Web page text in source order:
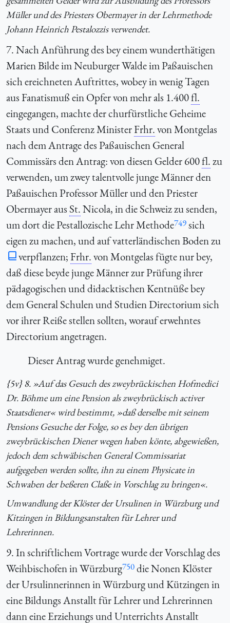
Müller und des Priesters Obermayer in der Lehrmethode
Johann Heinrich Pestalozzis verwendet.
7. Nach Anführung des bey einem wunderthätigen
Marien Bilde im Neuburger Walde im Paßauischen
sich ereichneten Auftrittes, wobey in wenig Tagen
aus Fanatismuß ein Opfer von mehr als 1.400fl.
eingegangen, machte der churfürstliche Geheime
Staats und Conferenz MinisterFrhr.von Montgelas
nach dem Antrage des Paßauischen General
Commissärs den Antrag: von diesen Gelder 600fl.zu
verwenden, um zwey talentvolle junge Männer den
Paßauischen Professor Müller und den Priester
Obermayer ausSt.Nicola, in die Schweiz zu senden,
um dort die Pestallozische Lehr Methode749sich
eigen zu machen, und auf vatterländischen Boden zu
verpflanzen;Frhr.von Montgelas fügte nur bey,
daß diese beyde junge Männer zur Prüfung ihrer
pädagogischen und didacktischen Kentnüße bey
dem General Schulen und Studien Directorium sich
vor ihrer Reiße stellen sollten, worauf erwehntes
Directorium angetragen.
Dieser Antrag wurde genehmiget.
{5v} 8. »Auf das Gesuch des zweybrückischen Hofmedici
Dr. Böhme um eine Pension als zweybrückisch activer
Staatsdiener« wird bestimmt, »daß derselbe mit seinem
Pensions Gesuche der Folge, so es bey den übrigen
zweybrückischen Diener wegen haben könte, abgewießen,
jedoch dem schwäbischen General Commissariat
aufgegeben werden sollte, ihn zu einem Physicate in
Schwaben der beßeren Claße in Vorschlag zu bringen«.
Umwandlung der Klöster der Ursulinen in Würzburg und
Kitzingen in Bildungsanstalten für Lehrer und
Lehrerinnen.
9. In schriftlichem Vortrage wurde der Vorschlag des
Weihbischofen in Würzburg750die Nonen Klöster
der Ursulinnerinnen in Würzburg und Kützingen in
eine Bildungs Anstallt für Lehrer und Lehrerinnen
dann eine Erziehungs und Unterrichts Anstallt